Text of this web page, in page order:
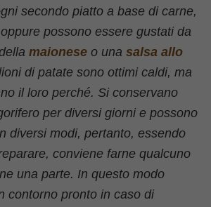
secondo piatto a base di carne,
possono essere gustati da
maionese o una salsa allo
di patate sono ottimi caldi, ma
il loro perché. Si conservano
per diversi giorni e possono
diversi modi, pertanto, essendo
conviene farne qualcuno
una parte. In questo modo
contorno pronto in caso di